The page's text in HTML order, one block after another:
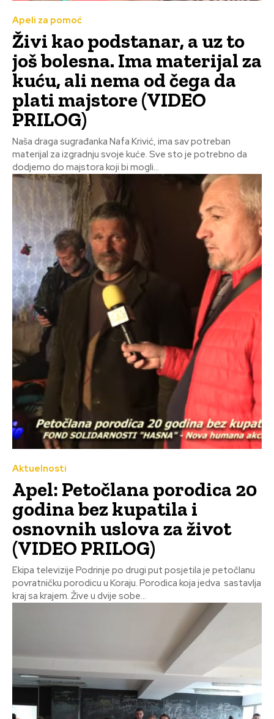
Apeli za pomoć
Živi kao podstanar, a uz to
još bolesna. Ima materijal za
kuću, ali nema od čega da
plati majstore (VIDEO
PRILOG)
Naša draga sugrađanka Nafa Krivić, ima sav potreban
materijal za izgradnju svoje kuće. Sve sto je potrebno da
dodjemo do majstora koji bi mogli...
Aktuelnosti
Apel: Petočlana porodica 20
godina bez kupatila i
osnovnih uslova za život
(VIDEO PRILOG)
Ekipa televizije Podrinje po drugi put posjetila je petočlanu
povratničku porodicu u Koraju. Porodica koja jedva sastavlja
kraj sa krajem. Žive u dvije sobe...